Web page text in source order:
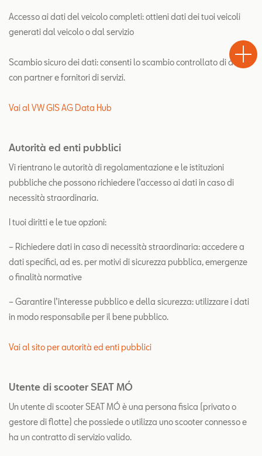
Accesso ai dati del veicolo completi: ottieni dati dei tuoi veicoli
generati dal veicolo o dal servizio
Scambio sicuro dei dati: consenti lo scambio controllato di dati
con partner e fornitori di servizi.
Vai al VW GIS AG Data Hub
Autorità ed enti pubblici
Vi rientrano le autorità di regolamentazione e le istituzioni
pubbliche che possono richiedere l’accesso ai dati in caso di
necessità straordinaria.
I tuoi diritti e le tue opzioni:
– Richiedere dati in caso di necessità straordinaria: accedere a
dati specifici, ad es. per motivi di sicurezza pubblica, emergenze
o finalità normative
– Garantire l’interesse pubblico e della sicurezza: utilizzare i dati
in modo responsabile per il bene pubblico.
Vai al sito per autorità ed enti pubblici
Utente di scooter SEAT MÓ
Un utente di scooter SEAT MÓ è una persona fisica (privato o
gestore di flotte) che possiede o utilizza uno scooter connesso e
ha un contratto di servizio valido.
Drive
Chiama